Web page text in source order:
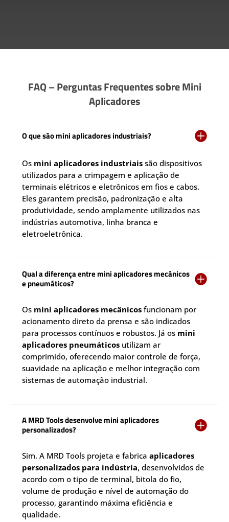
FAQ – Perguntas Frequentes sobre Mini
Aplicadores
O que são mini aplicadores industriais? 
Os mini aplicadores industriais são dispositivos
utilizados para a crimpagem e aplicação de
terminais elétricos e eletrônicos em fios e cabos.
Eles garantem precisão, padronização e alta
produtividade, sendo amplamente utilizados nas
indústrias automotiva, linha branca e
eletroeletrônica.
Qual a diferença entre mini aplicadores mecânicos
e pneumáticos?

Os mini aplicadores mecânicos funcionam por
acionamento direto da prensa e são indicados
para processos contínuos e robustos. Já os mini
aplicadores pneumáticos utilizam ar
comprimido, oferecendo maior controle de força,
suavidade na aplicação e melhor integração com
sistemas de automação industrial.
A MRD Tools desenvolve mini aplicadores
personalizados?

Sim. A MRD Tools projeta e fabricaaplicadores
personalizados para indústria, desenvolvidos de
acordo com o tipo de terminal, bitola do fio,
volume de produção e nível de automação do
processo, garantindo máxima eficiência e
qualidade.